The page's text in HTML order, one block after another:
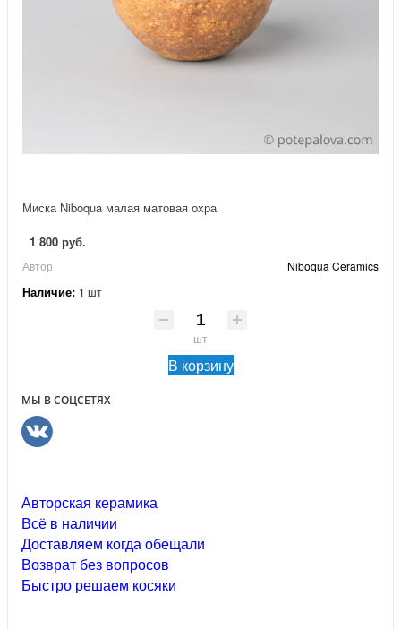
Миска Niboqua малая матовая охра
1 800 руб.
Автор Niboqua Ceramics
Наличие: 1 шт
шт
В корзину
МЫ В СОЦСЕТЯХ
Авторская керамика
Всё в наличии
Доставляем когда обещали
Возврат без вопросов
Быстро решаем косяки